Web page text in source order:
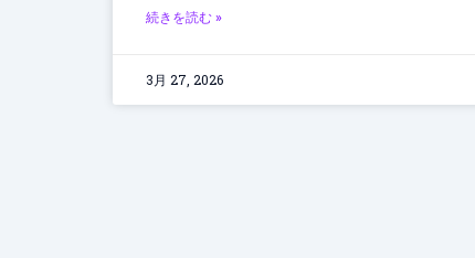
続きを読む »
3月 27, 2026